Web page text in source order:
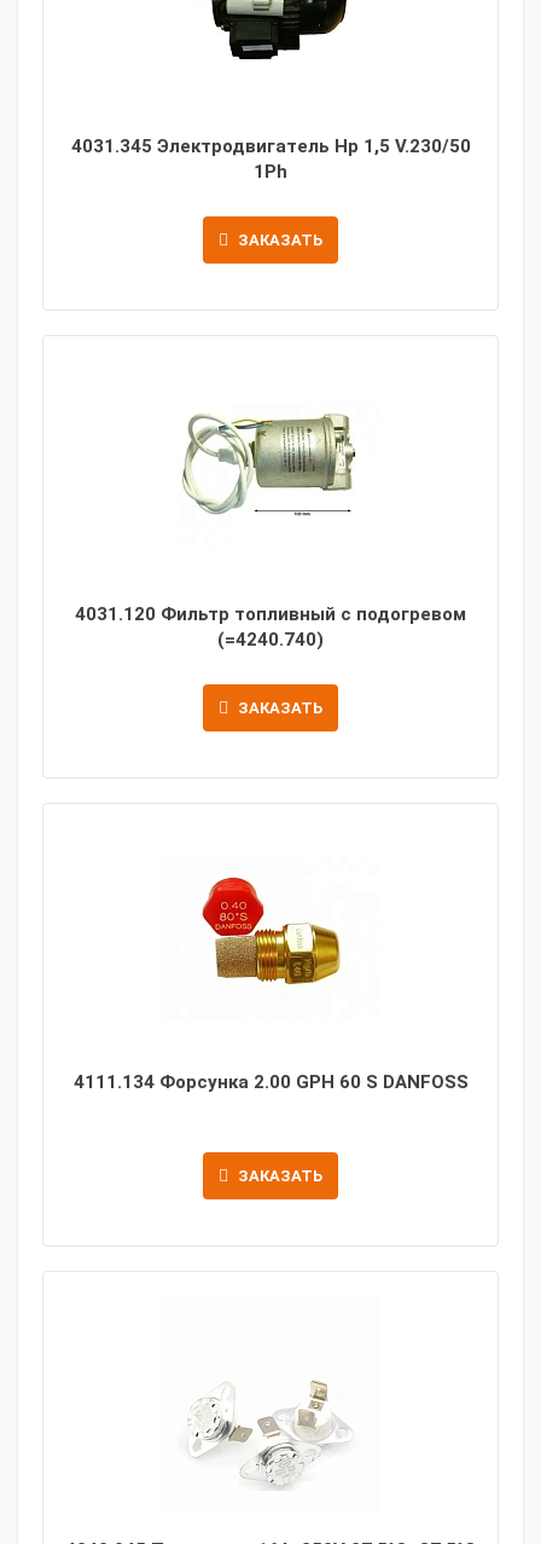
4031.345 Электродвигатель Hp 1,5 V.230/50
1Ph
ЗАКАЗАТЬ
4031.120 Фильтр топливный с подогревом
(=4240.740)
ЗАКАЗАТЬ
4111.134 Форсунка 2.00 GPH 60 S DANFOSS
ЗАКАЗАТЬ